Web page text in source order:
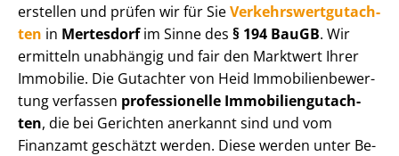
erstellen und prüfen wir für SieVer­kehrs­wert­gut­ach­
ten in Mertesdorfim Sinne des § 194 BauGB. Wir
ermitteln unabhängig und fair den Marktwert Ihrer
Immobilie. Die Gutachter von Heid Im­mo­bi­li­en­be­wer­
tung verfassen professionelle Im­mo­bi­li­en­gut­ach­
ten, die bei Gerichten anerkannt sind und vom
Finanzamt geschätzt werden. Diese werden unter Be­